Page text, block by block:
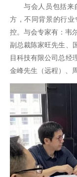
与会人员包括来
方，不同背景的行
控。与会专家有：韦
副总裁陈家旺先生、
目科技有限公司总经
金峰先生（远程）、